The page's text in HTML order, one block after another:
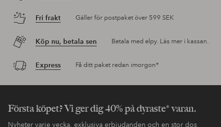
Fri frakt Gäller för postpaket över 599 SEK
Köp nu, betala sen Betala med elpy. Läs mer i kassan.
Express Få ditt paket redan imorgon*
Första köpet? Vi ger dig 40% på dyraste* varan.
Nyheter varje vecka, exklusiva erbjudanden och en stor dos